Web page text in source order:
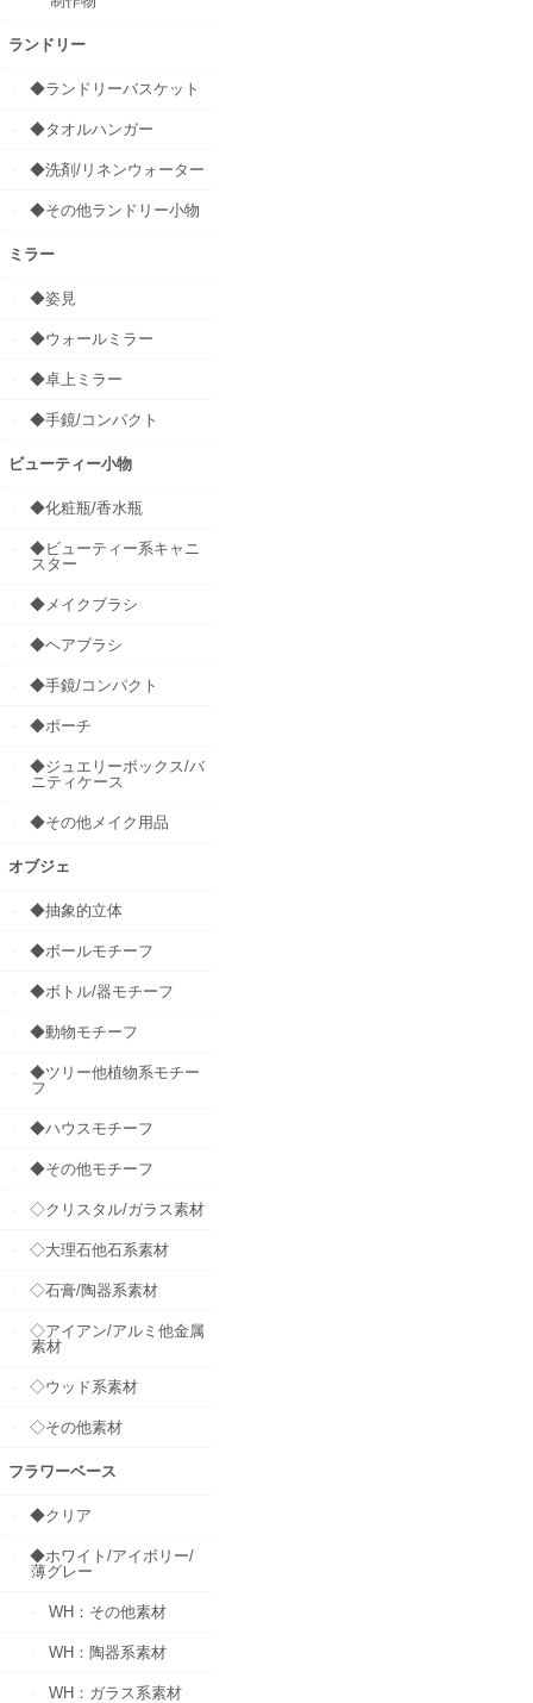
ランドリー
◆ランドリーバスケット
◆タオルハンガー
◆洗剤/リネンウォーター
◆その他ランドリー小物
ミラー
◆姿見
◆ウォールミラー
◆卓上ミラー
◆手鏡/コンパクト
ビューティー小物
◆化粧瓶/香水瓶
◆ビューティー系キャニ
スター
◆メイクブラシ
◆ヘアブラシ
◆手鏡/コンパクト
◆ポーチ
◆ジュエリーボックス/バ
ニティケース
◆その他メイク用品
オブジェ
◆抽象的立体
◆ボールモチーフ
◆ボトル/器モチーフ
◆動物モチーフ
◆ツリー他植物系モチー
フ
◆ハウスモチーフ
◆その他モチーフ
◇クリスタル/ガラス素材
◇大理石他石系素材
◇石膏/陶器系素材
◇アイアン/アルミ他金属
素材
◇ウッド系素材
◇その他素材
フラワーベース
◆クリア
◆ホワイト/アイボリー/
薄グレー
WH：その他素材
WH：陶器系素材
WH：ガラス系素材